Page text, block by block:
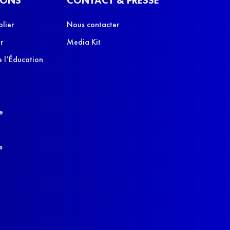
l’Éducation
Nous contacter
Media Kit